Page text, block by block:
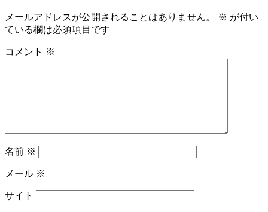
メールアドレスが公開されることはありません。 ※ が付い
ている欄は必須項目です
コメント ※
名前 ※
メール ※
サイト